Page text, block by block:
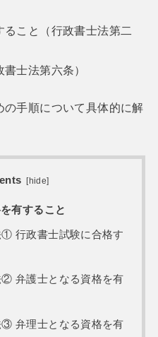
こと（行政書士法第二
士法第六条）
手順について具体的に解
[hide]
有すること
行政書士試験に合格す
弁護士となる資格を有
弁理士となる資格を有